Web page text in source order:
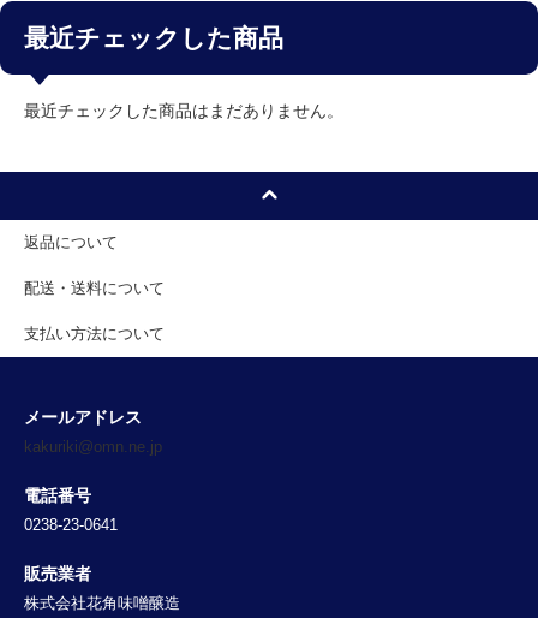
最近チェックした商品
最近チェックした商品はまだありません。
返品について
配送・送料について
支払い方法について
メールアドレス
kakuriki@omn.ne.jp
電話番号
0238-23-0641
販売業者
株式会社花角味噌醸造